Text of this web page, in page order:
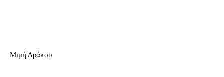
Μιμή Δράκου